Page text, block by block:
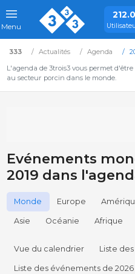
Menu
333 Actualités Agenda
L'agenda de 3trois3 vous permet
au secteur porcin dans le monde.
Evénements
2019 dans
Monde Europe
Asie Océanie Afrique
Vue du calendrier Liste
Liste des événements de 2026